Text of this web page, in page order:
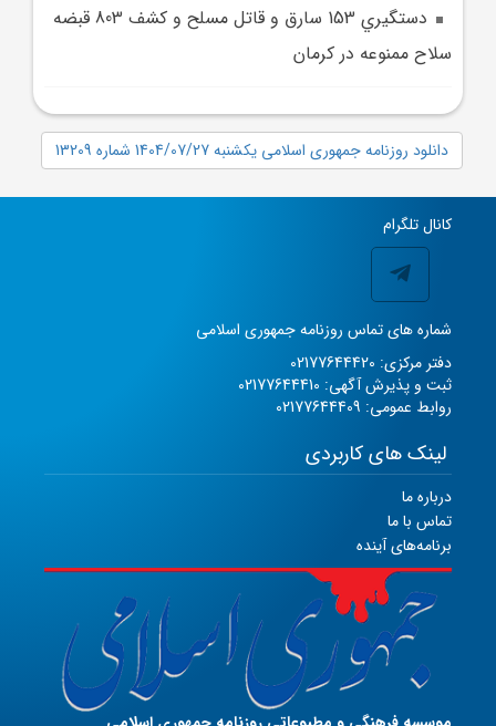
دستگيري 153 سارق و قاتل مسلح و کشف 803 قبضه
سلاح ممنوعه در کرمان
دانلود روزنامه جمهوری اسلامی یکشنبه 1404/07/27 شماره 13209
کانال تلگرام
شماره های تماس روزنامه جمهوری اسلامی
دفتر مرکزی: 02177644420
ثبت و پذیرش آگهی: 02177644410
روابط عمومی: 02177644409
لینک های کاربردی
درباره ما
تماس با ما
برنامه‌های آینده